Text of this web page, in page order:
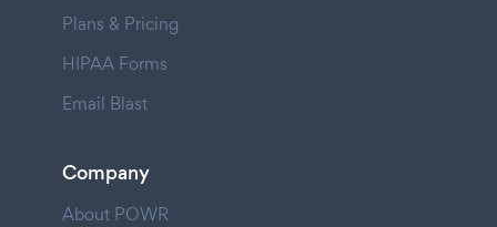
Plans & Pricing
HIPAA Forms
Email Blast
Company
About POWR